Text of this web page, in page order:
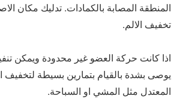
المنطقة المصابة بالكمادات. تدليك مكان
تخفيف الالم.
اذا كانت حركة العضو غير محدودة ويمكن
يوصى بشدة بالقيام بتمارين بسيطة لتخفيف
المعتدل مثل المشي او السباحة.